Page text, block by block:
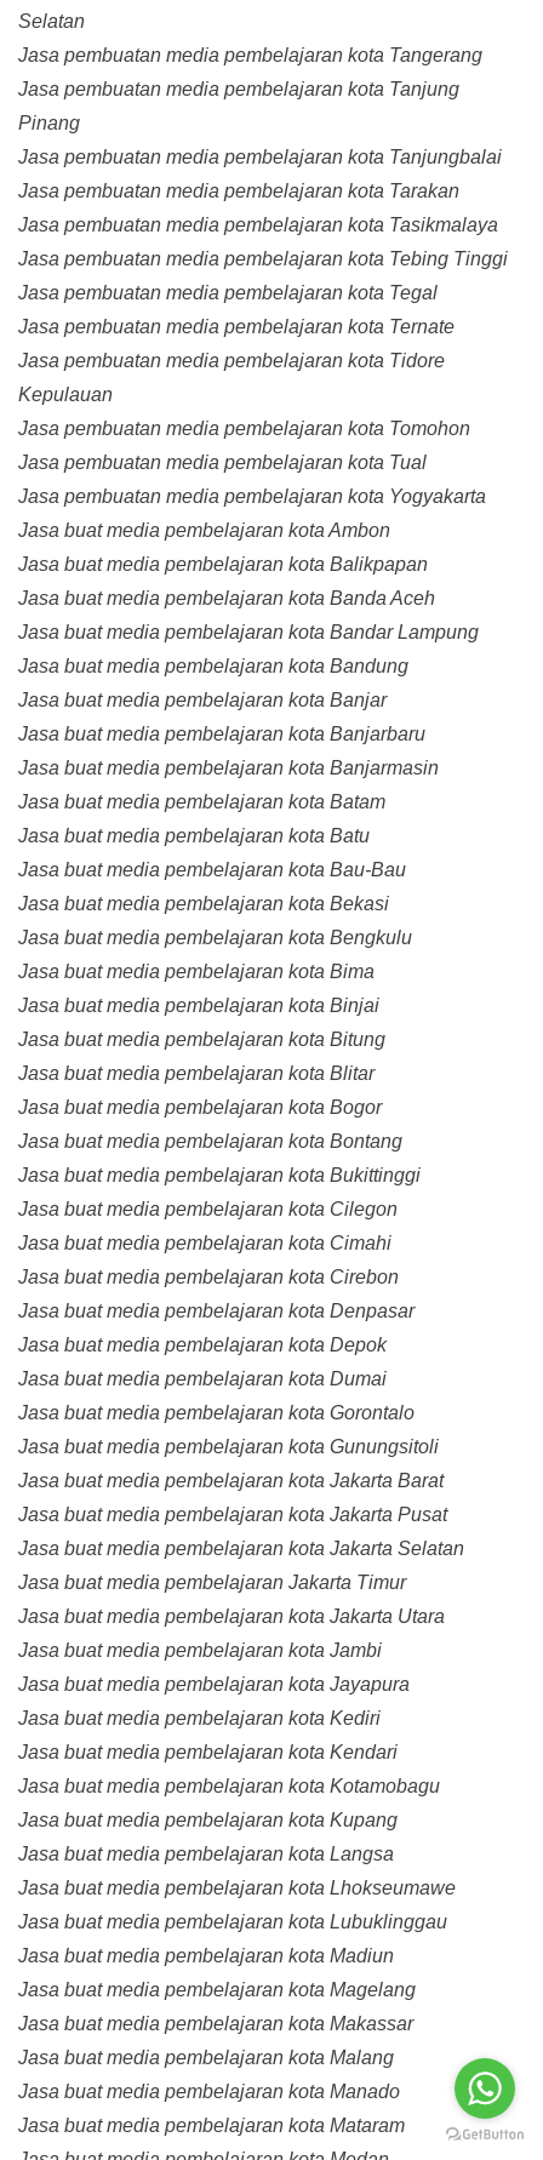
Selatan
Jasa pembuatan media pembelajaran kota Tangerang
Jasa pembuatan media pembelajaran kota Tanjung
Pinang
Jasa pembuatan media pembelajaran kota Tanjungbalai
Jasa pembuatan media pembelajaran kota Tarakan
Jasa pembuatan media pembelajaran kota Tasikmalaya
Jasa pembuatan media pembelajaran kota Tebing Tinggi
Jasa pembuatan media pembelajaran kota Tegal
Jasa pembuatan media pembelajaran kota Ternate
Jasa pembuatan media pembelajaran kota Tidore
Kepulauan
Jasa pembuatan media pembelajaran kota Tomohon
Jasa pembuatan media pembelajaran kota Tual
Jasa pembuatan media pembelajaran kota Yogyakarta
Jasa buat media pembelajaran kota Ambon
Jasa buat media pembelajaran kota Balikpapan
Jasa buat media pembelajaran kota Banda Aceh
Jasa buat media pembelajaran kota Bandar Lampung
Jasa buat media pembelajaran kota Bandung
Jasa buat media pembelajaran kota Banjar
Jasa buat media pembelajaran kota Banjarbaru
Jasa buat media pembelajaran kota Banjarmasin
Jasa buat media pembelajaran kota Batam
Jasa buat media pembelajaran kota Batu
Jasa buat media pembelajaran kota Bau-Bau
Jasa buat media pembelajaran kota Bekasi
Jasa buat media pembelajaran kota Bengkulu
Jasa buat media pembelajaran kota Bima
Jasa buat media pembelajaran kota Binjai
Jasa buat media pembelajaran kota Bitung
Jasa buat media pembelajaran kota Blitar
Jasa buat media pembelajaran kota Bogor
Jasa buat media pembelajaran kota Bontang
Jasa buat media pembelajaran kota Bukittinggi
Jasa buat media pembelajaran kota Cilegon
Jasa buat media pembelajaran kota Cimahi
Jasa buat media pembelajaran kota Cirebon
Jasa buat media pembelajaran kota Denpasar
Jasa buat media pembelajaran kota Depok
Jasa buat media pembelajaran kota Dumai
Jasa buat media pembelajaran kota Gorontalo
Jasa buat media pembelajaran kota Gunungsitoli
Jasa buat media pembelajaran kota Jakarta Barat
Jasa buat media pembelajaran kota Jakarta Pusat
Jasa buat media pembelajaran kota Jakarta Selatan
Jasa buat media pembelajaran Jakarta Timur
Jasa buat media pembelajaran kota Jakarta Utara
Jasa buat media pembelajaran kota Jambi
Jasa buat media pembelajaran kota Jayapura
Jasa buat media pembelajaran kota Kediri
Jasa buat media pembelajaran kota Kendari
Jasa buat media pembelajaran kota Kotamobagu
Jasa buat media pembelajaran kota Kupang
Jasa buat media pembelajaran kota Langsa
Jasa buat media pembelajaran kota Lhokseumawe
Jasa buat media pembelajaran kota Lubuklinggau
Jasa buat media pembelajaran kota Madiun
Jasa buat media pembelajaran kota Magelang
Jasa buat media pembelajaran kota Makassar
Jasa buat media pembelajaran kota Malang
Jasa buat media pembelajaran kota Manado
Jasa buat media pembelajaran kota Mataram